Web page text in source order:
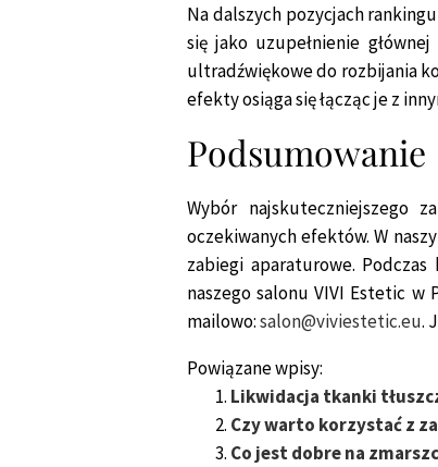
Na dalszych pozycjach
się jako uzupełnienie
ultradźwiękowe do rozbijania
efekty osiąga się łącząc je z
Podsumowanie
Wybór najskuteczniejszego
oczekiwanych efektów. W
zabiegi aparaturowe.
naszego salonu VIVI Estetic
mailowo:salon@viviestetic.eu.
Powiązane wpisy:
Likwidacja tkanki
Czy warto korzystać z
Co jest dobre na